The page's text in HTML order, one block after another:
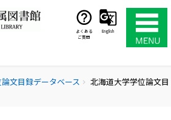
よくある
ご質問
English
文目録データベース chevron_right
北海道大学学位論文目